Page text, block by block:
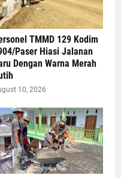
TMMD 129 Kodim
Paser Hiasi Jalanan
Dengan Warna Merah
10, 2026